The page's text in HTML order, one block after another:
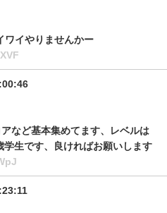
ワイやりませんかー
など基本集めてます、レベルは
学生です、良ければお願いします